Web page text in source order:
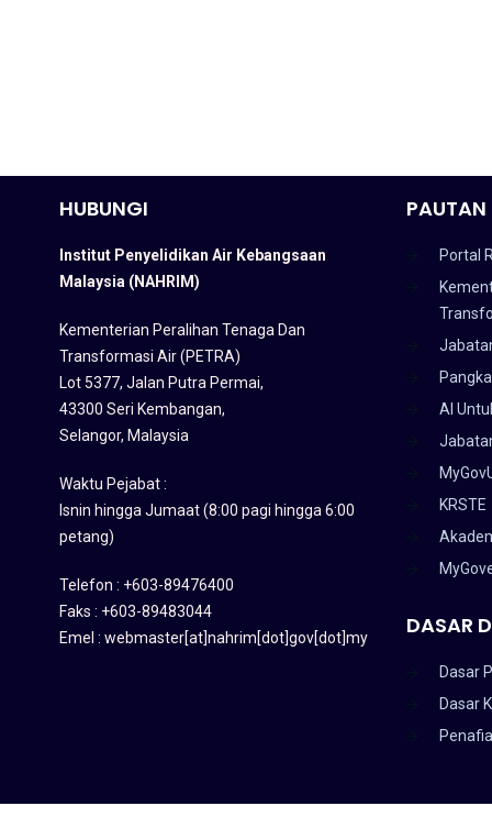
HUBUNGI
Institut Penyelidikan Air Kebangsaan
Malaysia (NAHRIM)
Kementerian Peralihan Tenaga Dan
Transformasi Air (PETRA)
Lot 5377, Jalan Putra Permai,
43300 Seri Kembangan,
Selangor, Malaysia
Waktu Pejabat :
Isnin hingga Jumaat (8:00 pagi hingga 6:00
petang)
Telefon : +603-89476400
Faks : +603-89483044
Emel : webmaster[at]nahrim[dot]gov[dot]my
PAUTAN
Portal
AI
KRSTE
DASAR
Dasar
Dasar